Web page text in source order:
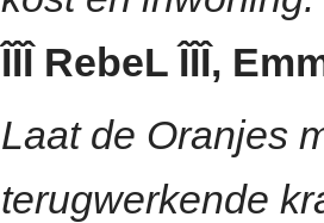
ÎÎÎ RebeL ÎÎÎ,
Laat de Oranjes
terugwerkende